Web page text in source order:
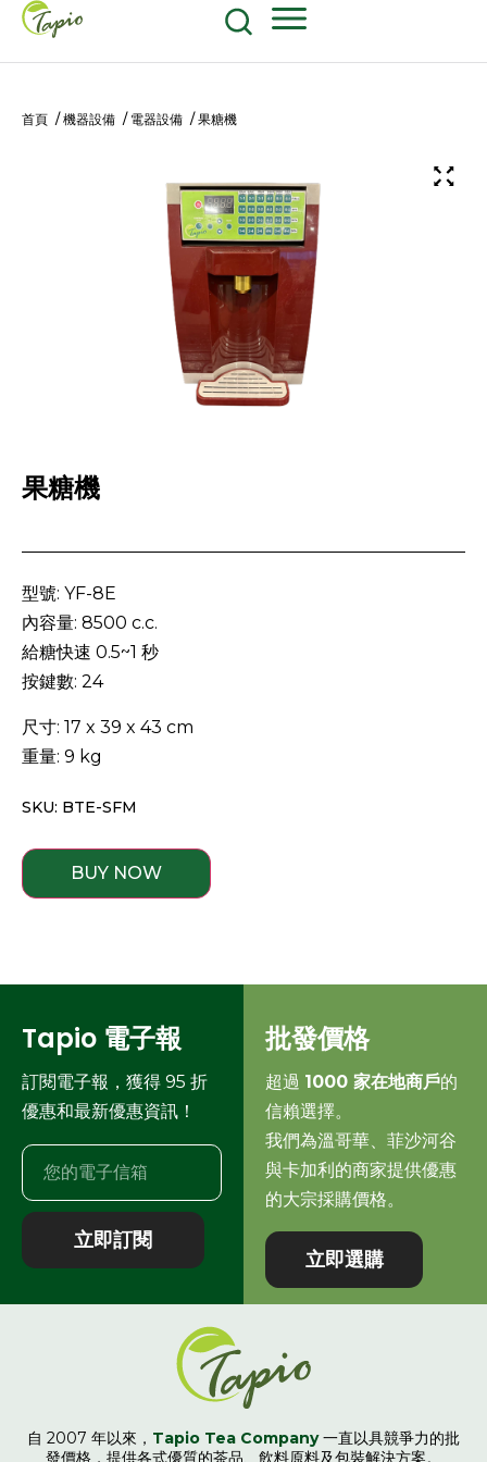
首頁 / 機器設備 / 電器設備 / 果糖機
果糖機
型號: YF-8E
內容量: 8500 c.c.
給糖快速 0.5~1 秒
按鍵數: 24
尺寸: 17 x 39 x 43 cm
重量: 9 kg
SKU: BTE-SFM
BUY NOW
Tapio 電子報
訂閱電子報，獲得 95 折
優惠和最新優惠資訊！
立即訂閱
批發價格
超過 1000 家在地商戶的
信賴選擇。
我們為溫哥華、菲沙河谷
與卡加利的商家提供優惠
的大宗採購價格。
立即選購
自 2007 年以來， Tapio Tea Company 一直以具競爭力的批
發價格，提供各式優質的茶品、飲料原料及包裝解決方案。